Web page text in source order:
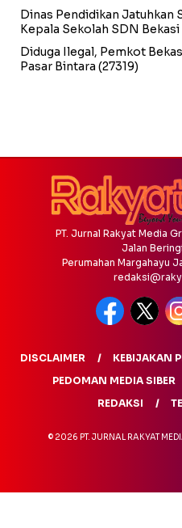
Dinas Pendidikan Jatuhkan
Kepala Sekolah SDN Bekasi
Diduga Ilegal, Pemkot
Pasar Bintara (27319)
PT. Jurnal Rakyat Media
Jalan
Perumahan Margahayu
DISCLAIMER KEBIJAKAN
PEDOMAN MEDIA SIBER
REDAKSI
© 2026 PT. JURNAL RAKYAT